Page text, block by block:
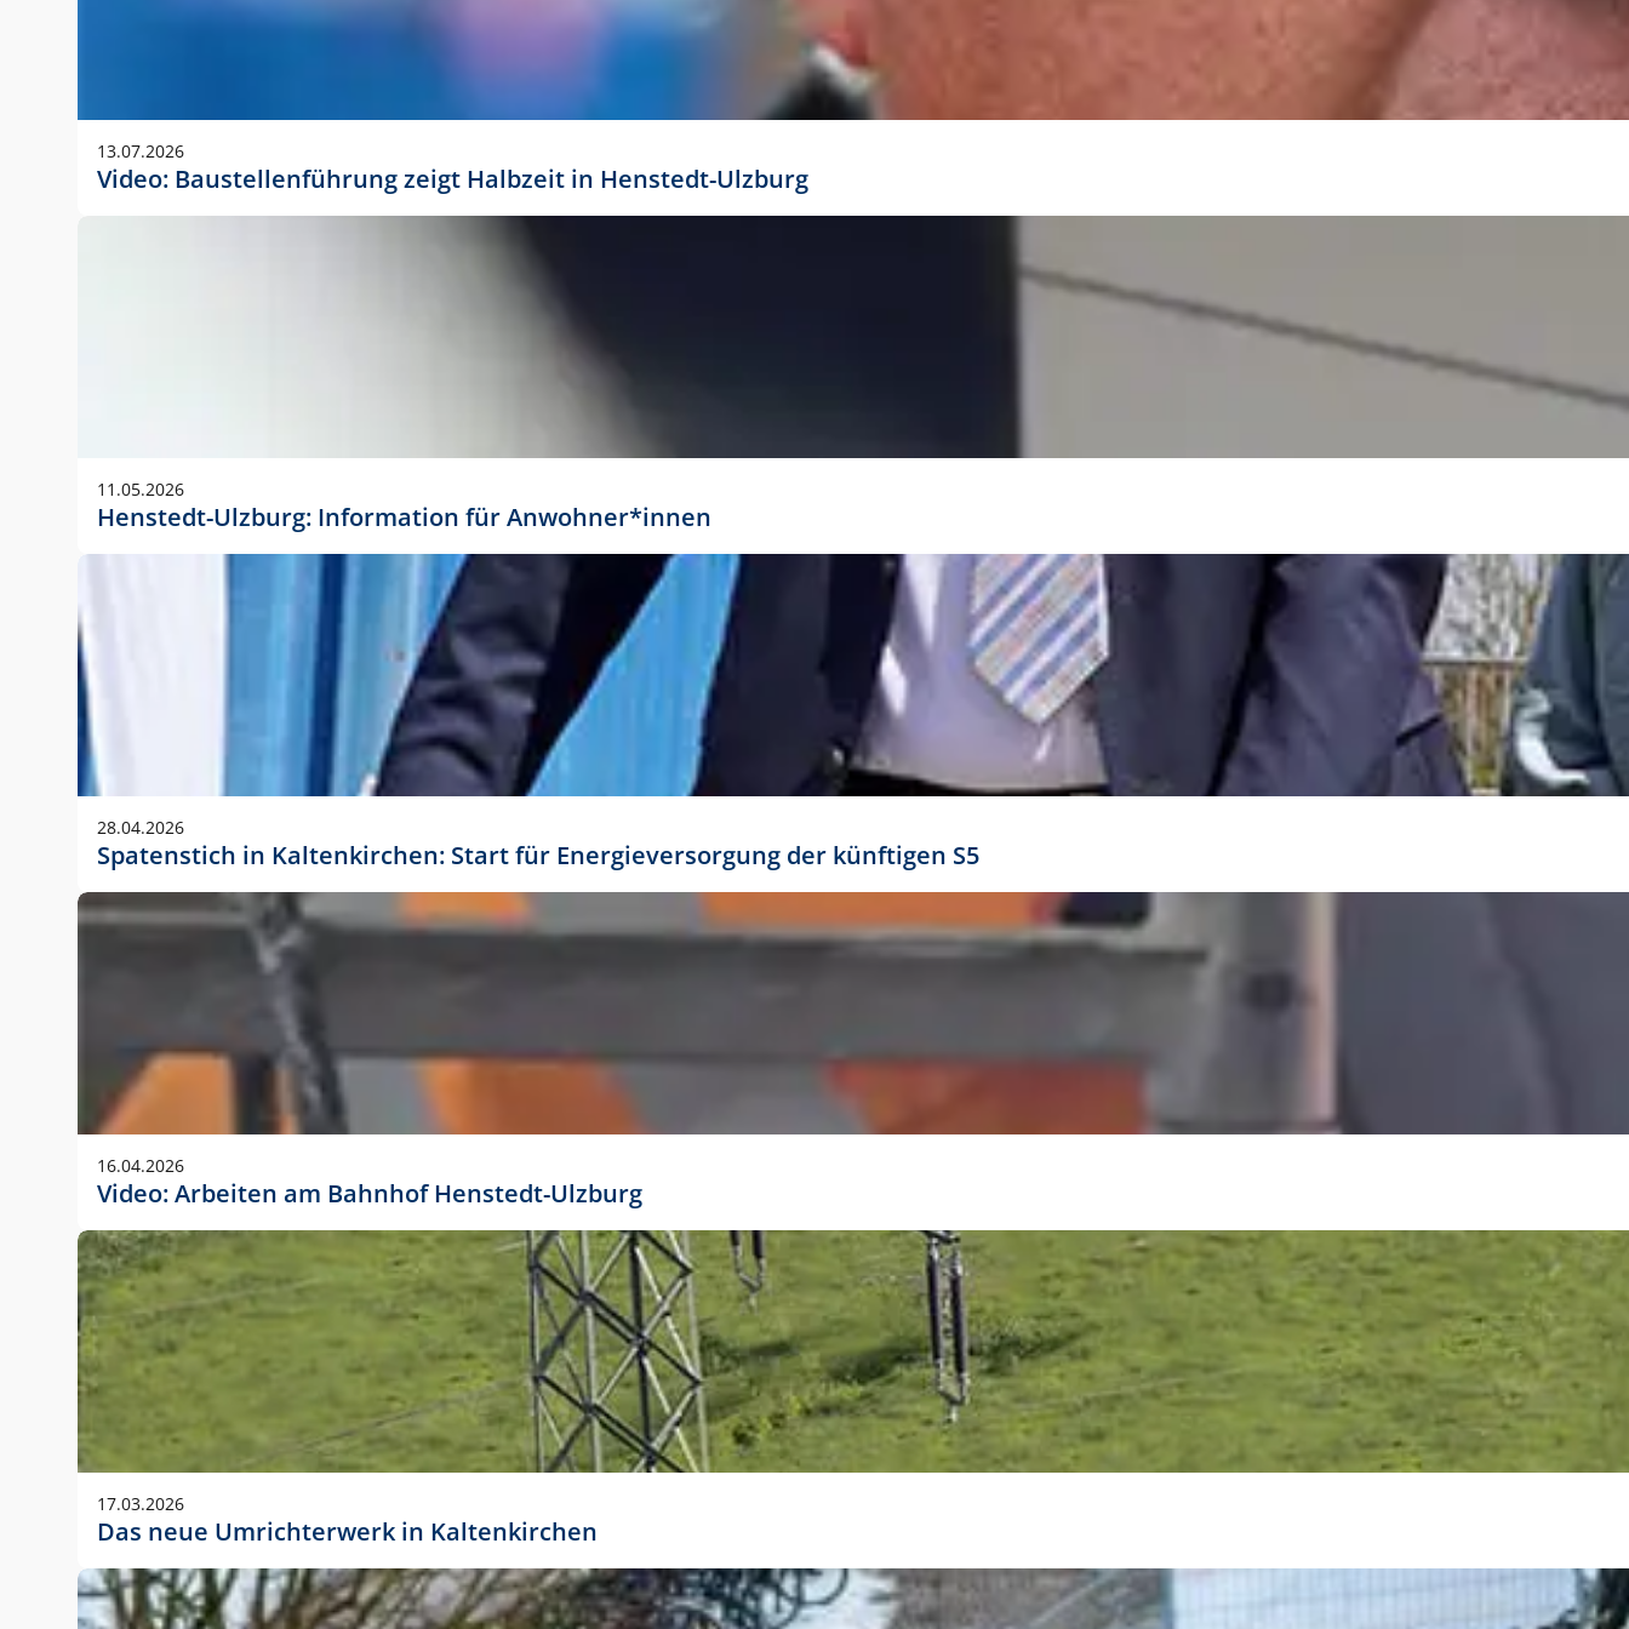
Anwendungsgröße im Layout:
Die Logohöhe beträgt 4 – 10 % der jeweiligen Formathöhe. Daraus ergeben sich für gängige Formate
folgende fest definierte Anwendungsgrößen im Layout:
DIN A3 – 15 mm hoch (5 %)
DIN A1 – 39 mm hoch (5 %)
DIN lang – 10 mm hoch (5 %)
1080 x 1080 px – 78 px hoch (7 %)
In Ausnahmefällen darf das Logo jedoch auch größer oder kleiner gesetzt werden. Dazu bedarf es jedoch
stets der vorherigen Absprache mit der Marketingabteilung.
13.07.2026
Video: Baustellenführung zeigt Halbzeit in Henstedt-Ulzburg
11.05.2026
Henstedt-Ulzburg: Information für Anwohner*innen
28.04.2026
Spatenstich in Kaltenkirchen: Start für Energieversorgung der künftigen S5
16.04.2026
Video: Arbeiten am Bahnhof Henstedt-Ulzburg
17.03.2026
Das neue Umrichterwerk in Kaltenkirchen